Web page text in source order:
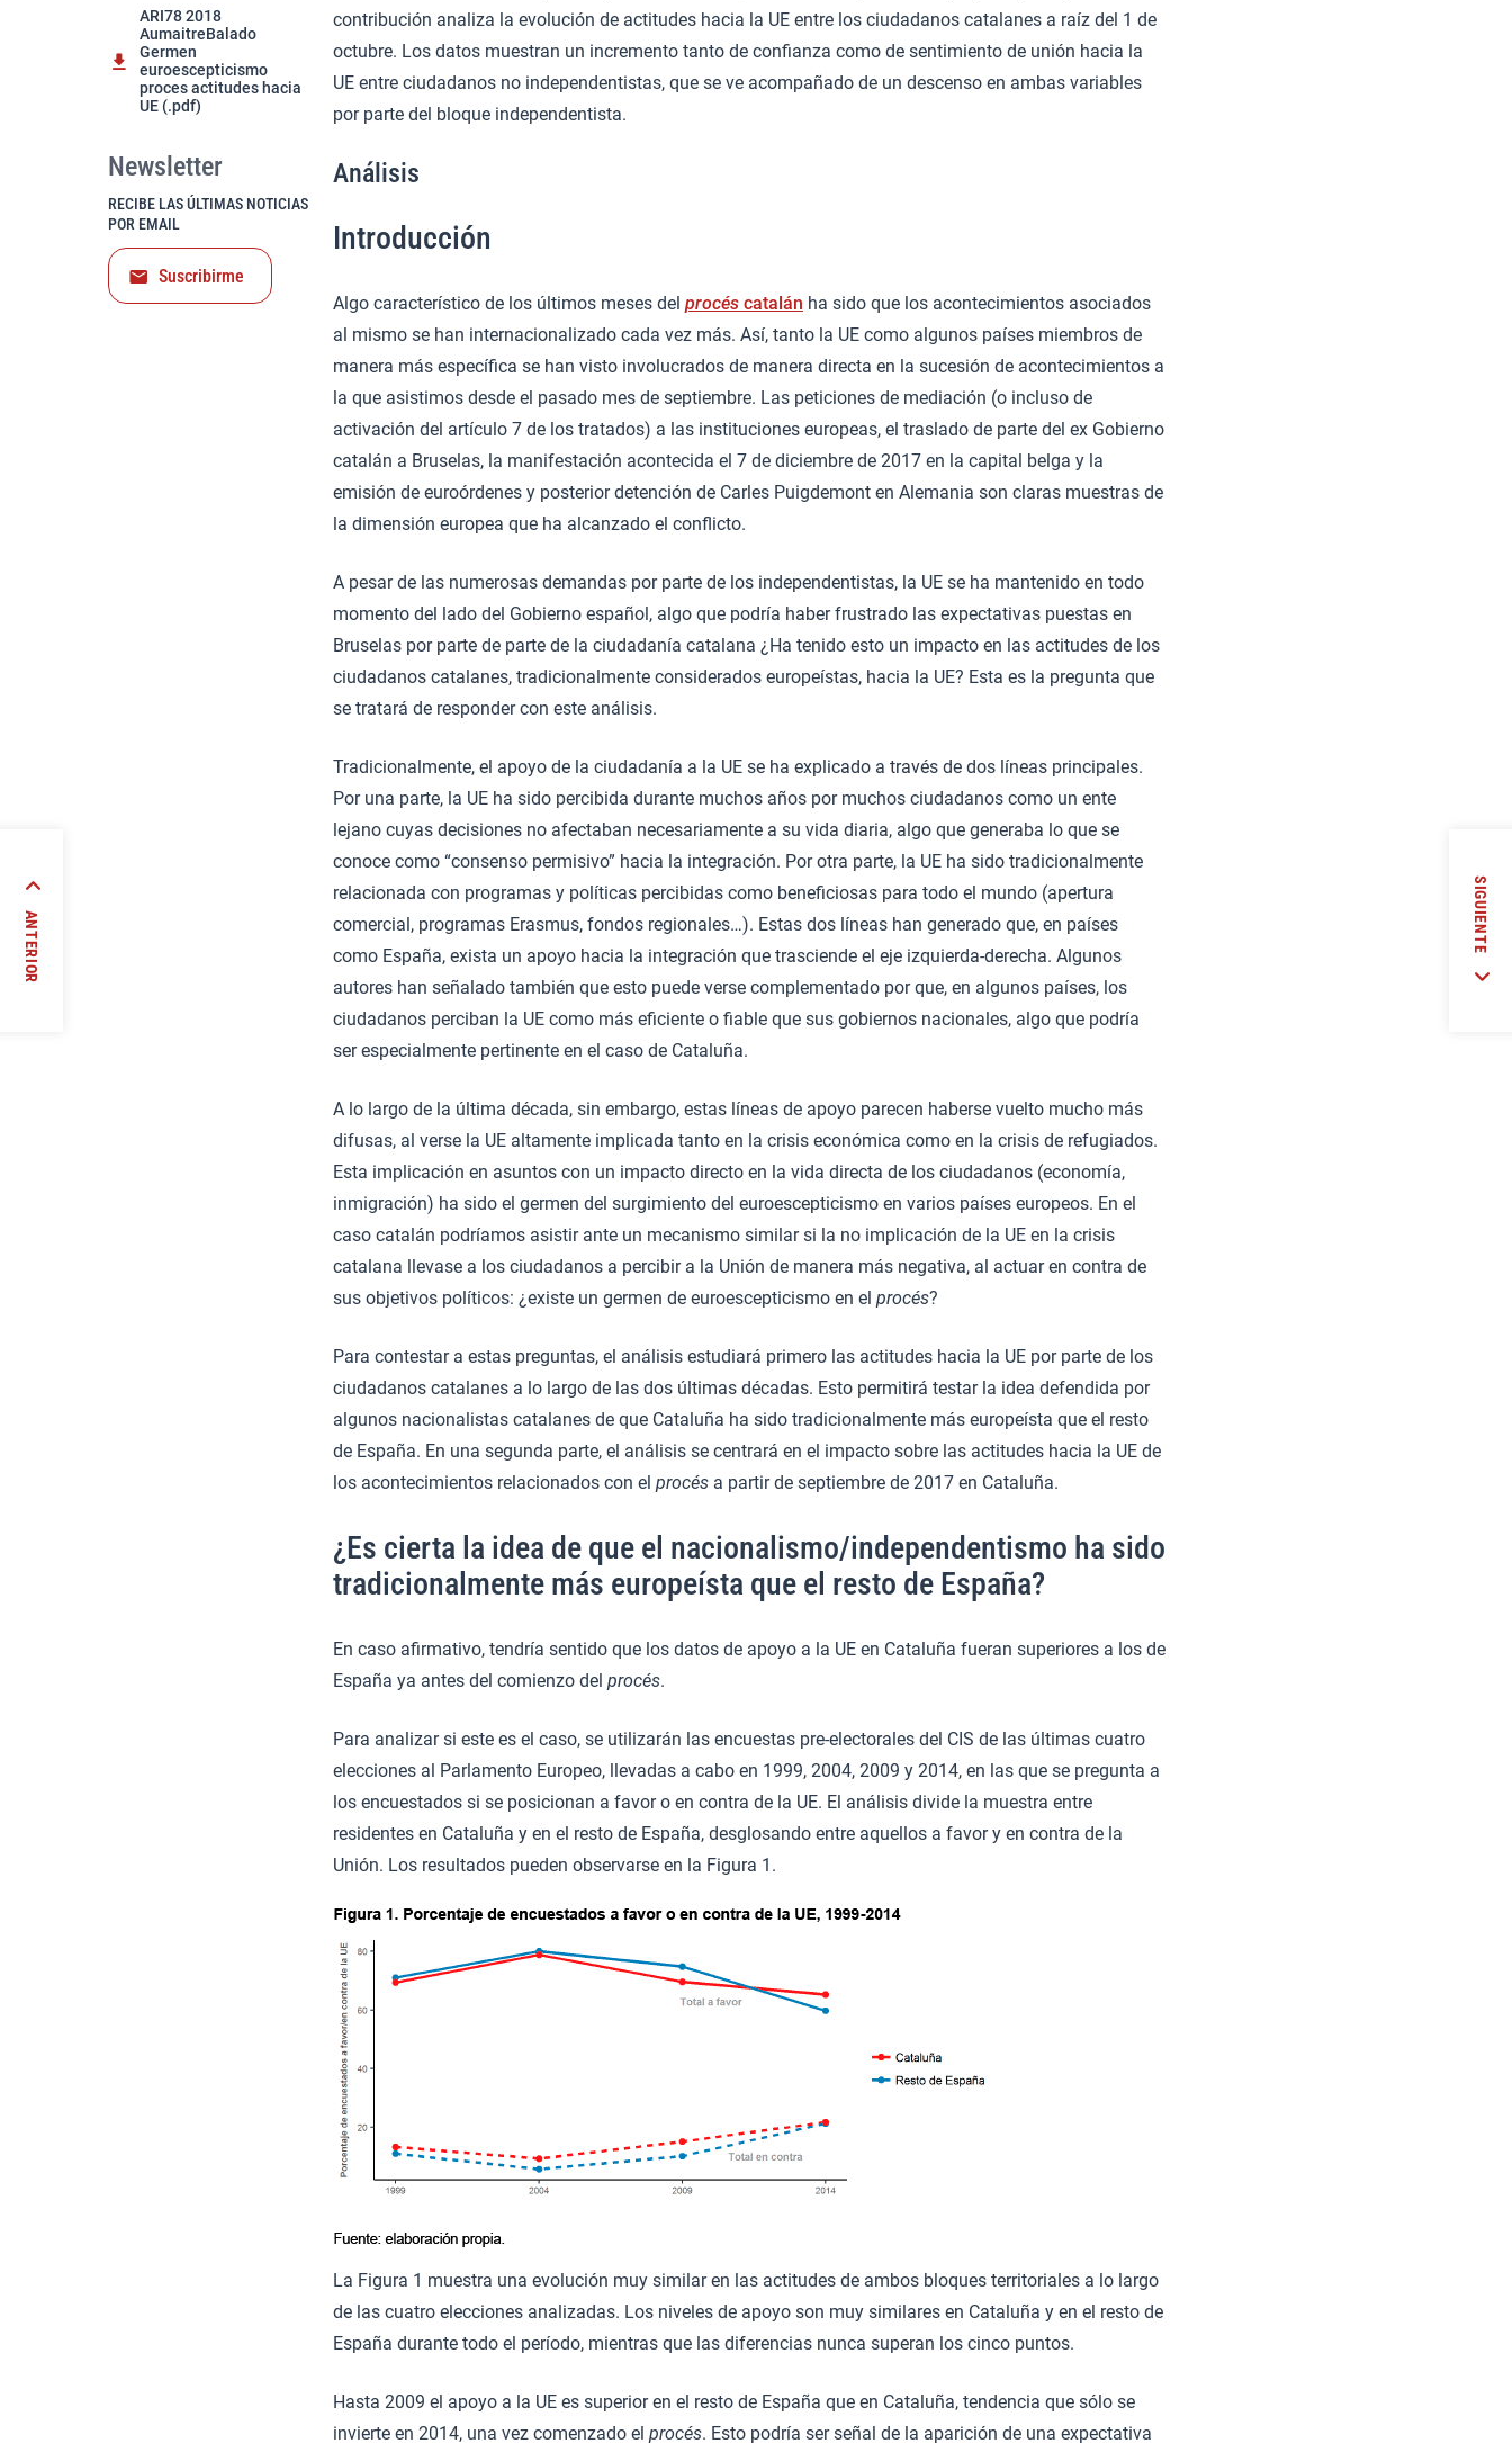
contribución analiza la evolución de actitudes hacia la UE entre los ciudadanos catalanes a raíz del 1 de
octubre. Los datos muestran un incremento tanto de confianza como de sentimiento de unión hacia la
UE entre ciudadanos no independentistas, que se ve acompañado de un descenso en ambas variables
por parte del bloque independentista.
Análisis
Introducción
Algo característico de los últimos meses del procés catalán ha sido que los acontecimientos asociados
al mismo se han internacionalizado cada vez más. Así, tanto la UE como algunos países miembros de
manera más específica se han visto involucrados de manera directa en la sucesión de acontecimientos a
la que asistimos desde el pasado mes de septiembre. Las peticiones de mediación (o incluso de
activación del artículo 7 de los tratados) a las instituciones europeas, el traslado de parte del ex Gobierno
catalán a Bruselas, la manifestación acontecida el 7 de diciembre de 2017 en la capital belga y la
emisión de euroórdenes y posterior detención de Carles Puigdemont en Alemania son claras muestras de
la dimensión europea que ha alcanzado el conflicto.
A pesar de las numerosas demandas por parte de los independentistas, la UE se ha mantenido en todo
momento del lado del Gobierno español, algo que podría haber frustrado las expectativas puestas en
Bruselas por parte de parte de la ciudadanía catalana ¿Ha tenido esto un impacto en las actitudes de los
ciudadanos catalanes, tradicionalmente considerados europeístas, hacia la UE? Esta es la pregunta que
se tratará de responder con este análisis.
Tradicionalmente, el apoyo de la ciudadanía a la UE se ha explicado a través de dos líneas principales.
Por una parte, la UE ha sido percibida durante muchos años por muchos ciudadanos como un ente
lejano cuyas decisiones no afectaban necesariamente a su vida diaria, algo que generaba lo que se
conoce como “consenso permisivo” hacia la integración. Por otra parte, la UE ha sido tradicionalmente
relacionada con programas y políticas percibidas como beneficiosas para todo el mundo (apertura
comercial, programas Erasmus, fondos regionales…). Estas dos líneas han generado que, en países
como España, exista un apoyo hacia la integración que trasciende el eje izquierda-derecha. Algunos
autores han señalado también que esto puede verse complementado por que, en algunos países, los
ciudadanos perciban la UE como más eficiente o fiable que sus gobiernos nacionales, algo que podría
ser especialmente pertinente en el caso de Cataluña.
A lo largo de la última década, sin embargo, estas líneas de apoyo parecen haberse vuelto mucho más
difusas, al verse la UE altamente implicada tanto en la crisis económica como en la crisis de refugiados.
Esta implicación en asuntos con un impacto directo en la vida directa de los ciudadanos (economía,
inmigración) ha sido el germen del surgimiento del euroescepticismo en varios países europeos. En el
caso catalán podríamos asistir ante un mecanismo similar si la no implicación de la UE en la crisis
catalana llevase a los ciudadanos a percibir a la Unión de manera más negativa, al actuar en contra de
sus objetivos políticos: ¿existe un germen de euroescepticismo en el procés?
Para contestar a estas preguntas, el análisis estudiará primero las actitudes hacia la UE por parte de los
ciudadanos catalanes a lo largo de las dos últimas décadas. Esto permitirá testar la idea defendida por
algunos nacionalistas catalanes de que Cataluña ha sido tradicionalmente más europeísta que el resto
de España. En una segunda parte, el análisis se centrará en el impacto sobre las actitudes hacia la UE de
los acontecimientos relacionados con el procés a partir de septiembre de 2017 en Cataluña.
¿Es cierta la idea de que el nacionalismo/independentismo ha sido
tradicionalmente más europeísta que el resto de España?
En caso afirmativo, tendría sentido que los datos de apoyo a la UE en Cataluña fueran superiores a los de
España ya antes del comienzo del procés.
Para analizar si este es el caso, se utilizarán las encuestas pre-electorales del CIS de las últimas cuatro
elecciones al Parlamento Europeo, llevadas a cabo en 1999, 2004, 2009 y 2014, en las que se pregunta a
los encuestados si se posicionan a favor o en contra de la UE. El análisis divide la muestra entre
residentes en Cataluña y en el resto de España, desglosando entre aquellos a favor y en contra de la
Unión. Los resultados pueden observarse en la Figura 1.
La Figura 1 muestra una evolución muy similar en las actitudes de ambos bloques territoriales a lo largo
de las cuatro elecciones analizadas. Los niveles de apoyo son muy similares en Cataluña y en el resto de
España durante todo el período, mientras que las diferencias nunca superan los cinco puntos.
Hasta 2009 el apoyo a la UE es superior en el resto de España que en Cataluña, tendencia que sólo se
invierte en 2014, una vez comenzado el procés. Esto podría ser señal de la aparición de una expectativa
ARI78 2018
AumaitreBalado
Germen
euroescepticismo
proces actitudes hacia
UE (.pdf)
Newsletter
RECIBE LAS ÚLTIMAS NOTICIAS
POR EMAIL
Suscribirme
ANTERIOR SIGUIENTE